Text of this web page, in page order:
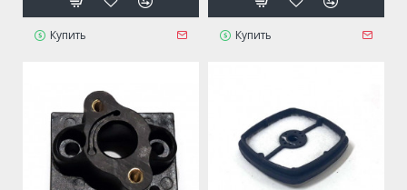
Купить Купить